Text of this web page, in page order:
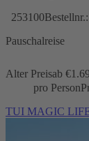
253100Bestellnr.:
Pauschalreise
Alter Preisab €
pro Person
TUI MAGIC